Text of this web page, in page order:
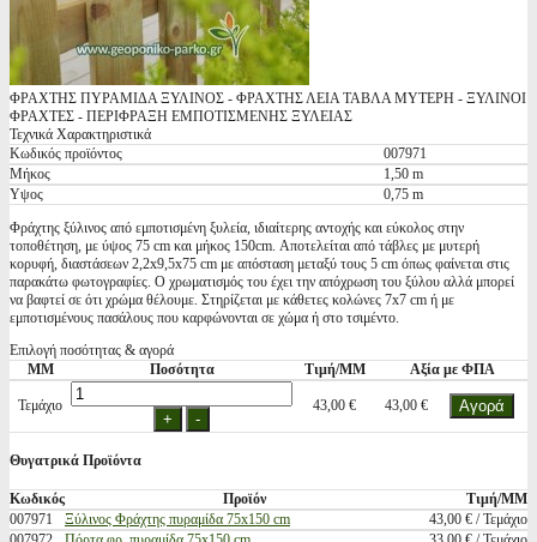
ΦΡΑΧΤΗΣ ΠΥΡΑΜΙΔΑ ΞΥΛΙΝΟΣ - ΦΡΑΧΤΗΣ ΛΕΙΑ ΤΑΒΛΑ ΜΥΤΕΡΗ - ΞΥΛΙΝΟΙ
ΦΡΑΧΤΕΣ - ΠΕΡΙΦΡΑΞΗ ΕΜΠΟΤΙΣΜΕΝΗΣ ΞΥΛΕΙΑΣ
Τεχνικά Χαρακτηριστικά
Κωδικός προϊόντος
007971
Μήκος
1,50 m
Υψος
0,75 m
Φράχτης ξύλινος από εμποτισμένη ξυλεία, ιδιαίτερης αντοχής και εύκολος στην
τοποθέτηση, με ύψος 75 cm και μήκος 150cm. Αποτελείται από τάβλες με μυτερή
κορυφή, διαστάσεων 2,2x9,5x75 cm με απόσταση μεταξύ τους 5 cm όπως φαίνεται στις
παρακάτω φωτογραφίες. Ο χρωματισμός του έχει την απόχρωση του ξύλου αλλά μπορεί
να βαφτεί σε ότι χρώμα θέλουμε. Στηρίζεται με κάθετες κολώνες 7x7 cm ή με
εμποτισμένους πασάλους που καρφώνονται σε χώμα ή στο τσιμέντο.
Επιλογή ποσότητας & αγορά
ΜΜ
Ποσότητα Τιμή/ΜΜ Αξία με ΦΠΑ
Τεμάχιο 43,00 € 43,00 €
Θυγατρικά Προϊόντα
Κωδικός Προϊόν
Τιμή/ΜΜ
007971
Ξύλινος Φράχτης πυραμίδα 75x150 cm
43,00 € / Τεμάχιο